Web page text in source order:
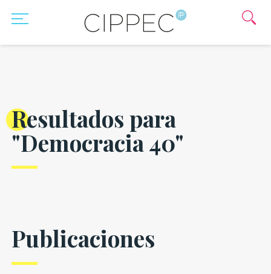
Resultados para
"Democracia 40"
Publicaciones